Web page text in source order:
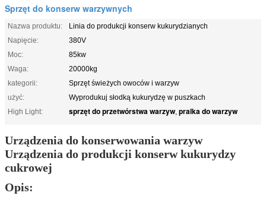
Sprzęt do konserw warzywnych
Nazwa produktu:
Linia do produkcji konserw kukurydzianych
Napięcie:
380V
Moc:
85kw
Waga:
20000kg
kategorii:
Sprzęt świeżych owoców i warzyw
użyć:
Wyprodukuj słodką kukurydzę w puszkach
High Light:
sprzęt do przetwórstwa warzyw, pralka do warzyw
Urządzenia do konserwowania warzyw
Urządzenia do produkcji konserw kukurydzy
cukrowej
Opis: